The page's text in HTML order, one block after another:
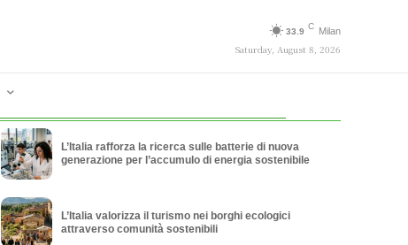
33.9
C Milan
Saturday, August 8, 2026
L’Italia rafforza la ricerca sulle batterie di nuova
generazione per l’accumulo di energia sostenibile
L’Italia valorizza il turismo nei borghi ecologici
attraverso comunità sostenibili